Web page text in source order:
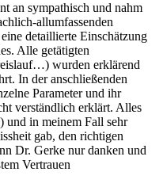
an sympathisch und nahm
allumfassenden
detaillierte Einschätzung
Alle getätigten
wurden erklärend
In der anschließenden
Parameter und ihr
verständlich erklärt. Alles
und in meinem Fall sehr
gab, den richtigen
Dr. Gerke nur danken und
Vertrauen